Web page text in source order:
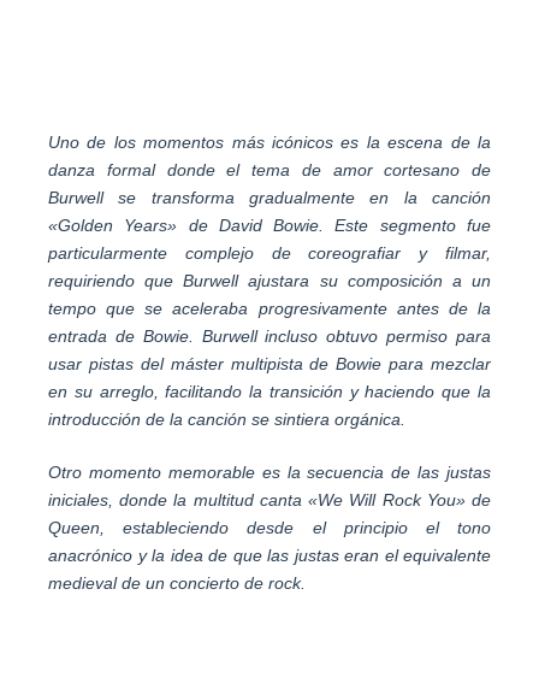
Uno de los momentos más icónicos es la escena de la
danza formal donde el tema de amor cortesano de
Burwell se transforma gradualmente en la canción
«Golden Years» de David Bowie. Este segmento fue
particularmente complejo de coreografiar y filmar,
requiriendo que Burwell ajustara su composición a un
tempo que se aceleraba progresivamente antes de la
entrada de Bowie. Burwell incluso obtuvo permiso para
usar pistas del máster multipista de Bowie para mezclar
en su arreglo, facilitando la transición y haciendo que la
introducción de la canción se sintiera orgánica.
Otro momento memorable es la secuencia de las justas
iniciales, donde la multitud canta «We Will Rock You» de
Queen, estableciendo desde el principio el tono
anacrónico y la idea de que las justas eran el equivalente
medieval de un concierto de rock.